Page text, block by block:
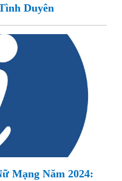
Duyên
Mạng Năm 2024: